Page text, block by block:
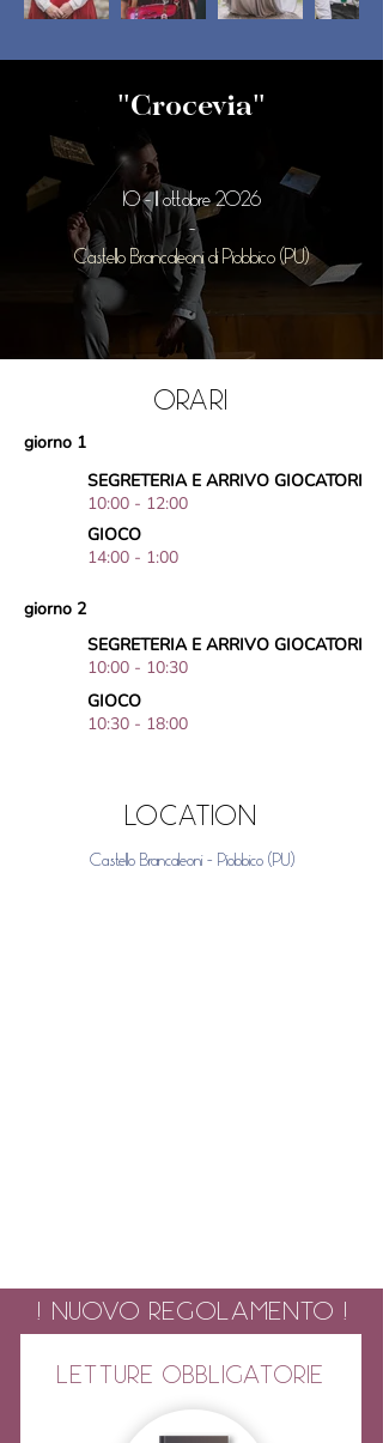
"Crocevia"
10 - 11 ottobre 2026
-
Castello Brancaleoni di Piobbico (PU)
ORARI
giorno 1
SEGRETERIA E ARRIVO GIOCATORI
10:00 - 12:00
GIOCO
14:00 - 1:00
giorno 2
SEGRETERIA E ARRIVO GIOCATORI
10:00 - 10:30
GIOCO
10:30 - 18:00
LOCATION
Castello Brancaleoni - Piobbico (PU)
! NUOVO REGOLAMENTO !
LETTURE OBBLIGATORIE